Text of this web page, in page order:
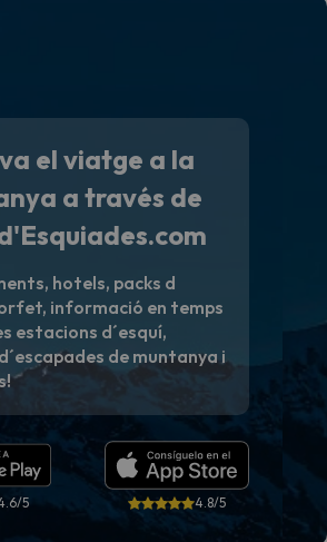
el viatge a la
a través de
hotels, packs d
informació en temps
estacions d´esquí,
de muntanya i
5 4.8/5